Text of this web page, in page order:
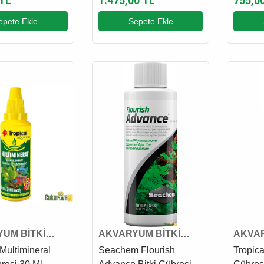
Ekle Sepete Ekle
BİTKİ
GÜBRESİ
AKVARYUM BİTKİ
KATKI VE GÜBRESİ
Seachem Flourish
KATKI